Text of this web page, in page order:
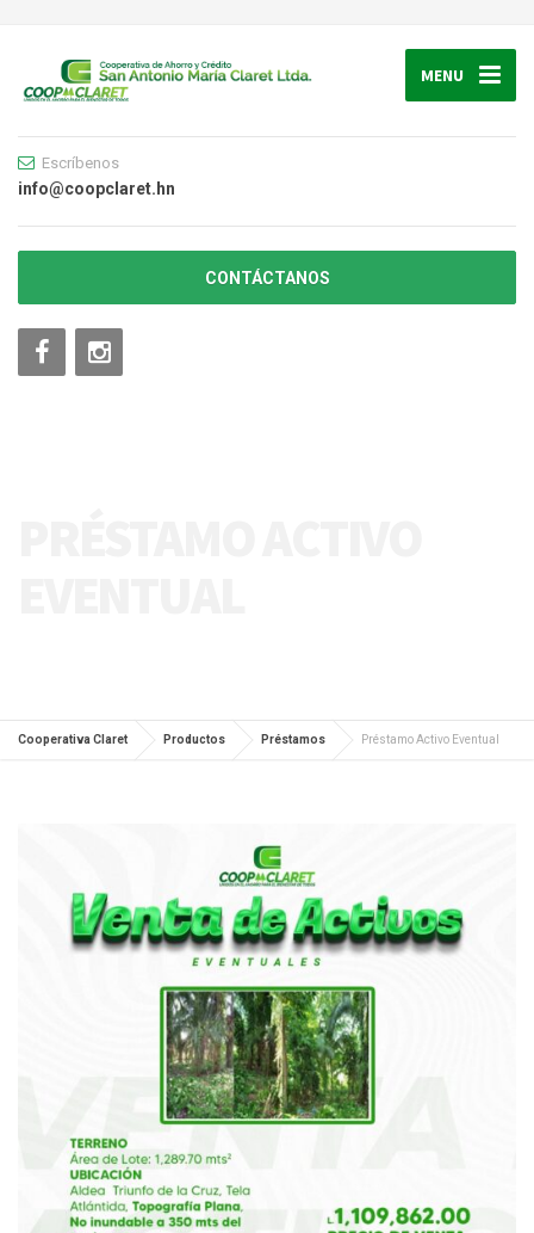
MENU
Escríbenos
info@coopclaret.hn
CONTÁCTANOS
Cooperativa Claret Productos Préstamos Préstamo Activo Eventual